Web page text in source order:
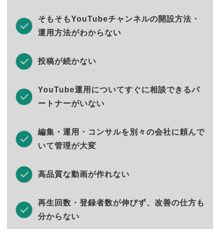
そもそもYouTubeチャンネルの開設方法・
運用方法がわからない
投稿が続かない
YouTube運用についてすぐに相談できるパ
ートナーがいない
編集・運用・コンサルを別々の会社に頼んで
いて管理が大変
高品質な動画が作れない
再生回数・登録者数が伸びず、改善の仕方も
分からない